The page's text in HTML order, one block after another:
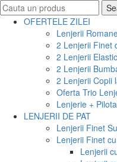
Search
for:
OFERTELE ZILEI
Lenjerii
2 Lenjerii Finet
2 Lenjerii
2 Lenjerii
2 Lenjerii Copii
Oferta Trio
Lenjerie +
LENJERII DE PAT
Lenjerii Finet
Lenjerii Finet
Lenjerii